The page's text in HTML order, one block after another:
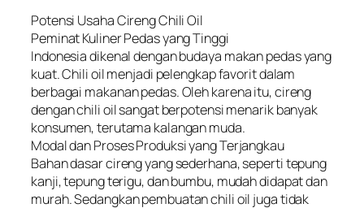
Potensi Usaha Cireng Chili Oil
Peminat Kuliner Pedas yang Tinggi
Indonesia dikenal dengan budaya makan pedas yang
kuat. Chili oil menjadi pelengkap favorit dalam
berbagai makanan pedas. Oleh karena itu, cireng
dengan chili oil sangat berpotensi menarik banyak
konsumen, terutama kalangan muda.
Modal dan Proses Produksi yang Terjangkau
Bahan dasar cireng yang sederhana, seperti tepung
kanji, tepung terigu, dan bumbu, mudah didapat dan
murah. Sedangkan pembuatan chili oil juga tidak